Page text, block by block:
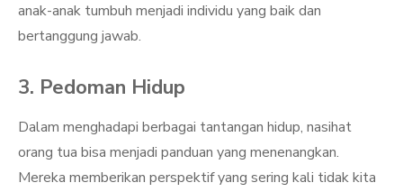
anak-anak tumbuh menjadi individu yang baik dan
bertanggung jawab.
3. Pedoman Hidup
Dalam menghadapi berbagai tantangan hidup, nasihat
orang tua bisa menjadi panduan yang menenangkan.
Mereka memberikan perspektif yang sering kali tidak kita